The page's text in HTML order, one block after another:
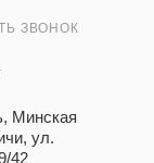
ЗВОНОК
Минская
ул.
42